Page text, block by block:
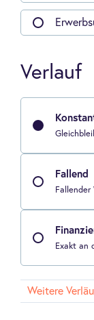
Verlauf
Fallend
Exakt an
Weitere